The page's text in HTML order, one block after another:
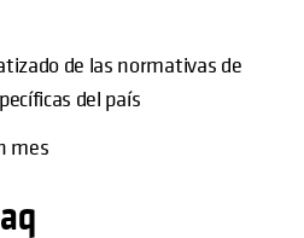
de las normativas de
del país
mes